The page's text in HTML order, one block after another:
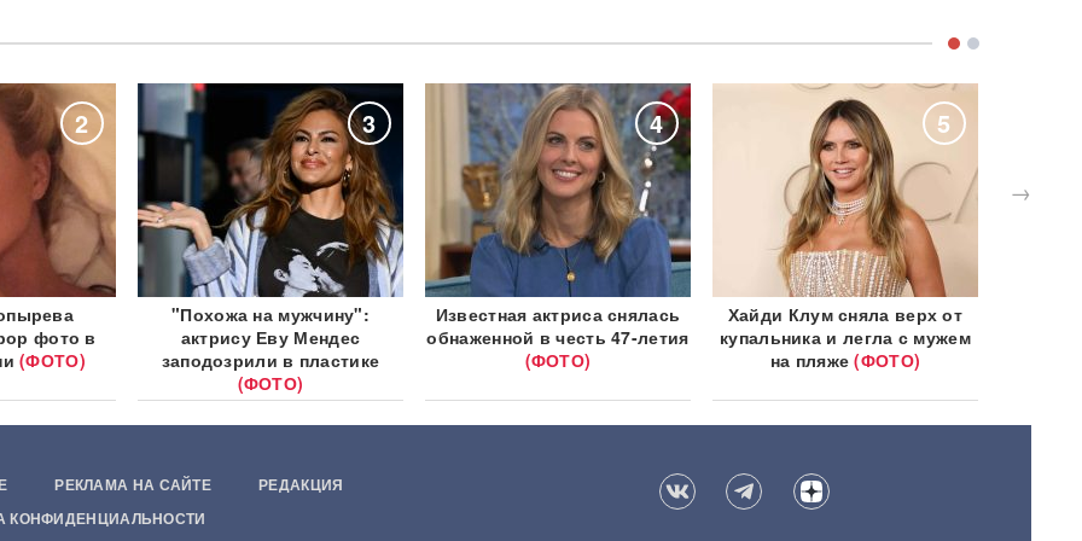
2
фото в
(ФОТО)
3
"Похожа на мужчину":
актрису Еву Мендес
заподозрили в пластике
(ФОТО)
4
Известная актриса снялась
обнаженной в честь 47-летия
(ФОТО)
5
Хайди Клум сняла верх от
купальника и легла с мужем
на пляже (ФОТО)
→
РЕКЛАМА НА САЙТЕ
РЕДАКЦИЯ
КОНФИДЕНЦИАЛЬНОСТИ